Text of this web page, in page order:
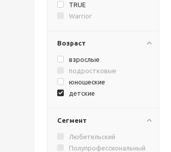
TRUE
Warrior
Возраст
взрослые
подростковые
юношеские
детские
Сегмент
Любительский
Полупрофессиональный